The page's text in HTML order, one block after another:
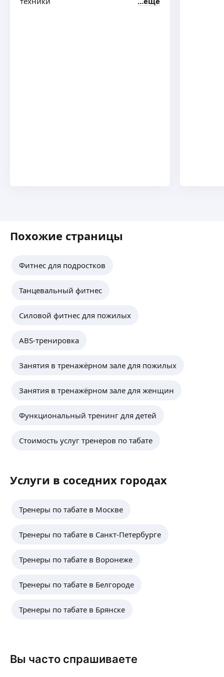
Похожие страницы
Фитнес для подростков
Танцевальный фитнес
Силовой фитнес для пожилых
ABS-тренировка
Занятия в тренажёрном зале для пожилых
Занятия в тренажёрном зале для женщин
Функциональный тренинг для детей
Стоимость услуг тренеров по табате
Услуги в соседних городах
Тренеры по табате в Москве
Тренеры по табате в Санкт-Петербурге
Тренеры по табате в Воронеже
Тренеры по табате в Белгороде
Тренеры по табате в Брянске
Вы часто спрашиваете